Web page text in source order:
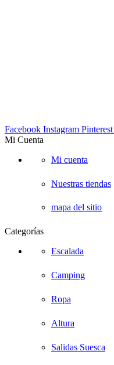
Facebook Instagram Pinterest
Mi Cuenta
Mi cuenta
Nuestras tiendas
mapa del sitio
Categorías
Escalada
Camping
Ropa
Altura
Salidas Suesca